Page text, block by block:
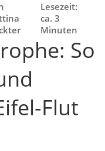
Lesezeit:
ca. 3
Minuten
So
Flut